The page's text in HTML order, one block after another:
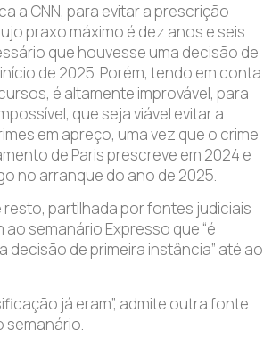
a CNN, para evitar a prescrição
praxo máximo é dez anos e seis
que houvesse uma decisão de
de 2025. Porém, tendo em conta
é altamente improvável, para
que seja viável evitar a
em apreço, uma vez que o crime
de Paris prescreve em 2024 e
no arranque do ano de 2025.
resto, partilhada por fontes judiciais
semanário Expresso que “é
decisão de primeira instância” até ao
já eram”, admite outra fonte
semanário.